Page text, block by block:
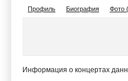
Профиль Биография Фото
Информация о концертах